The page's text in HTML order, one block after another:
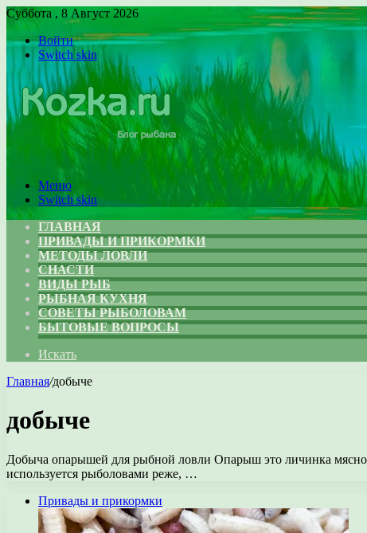
Суббота , 8 Август 2026
Войти
Switch skin
Меню
Switch skin
ГЛАВНАЯ
ПРИВАДЫ И ПРИКОРМКИ
МЕТОДЫ ЛОВЛИ
СНАСТИ
ВИДЫ РЫБ
РЫБНАЯ КУХНЯ
СОВЕТЫ РЫБОЛОВАМ
БЫТОВЫЕ ВОПРОСЫ
Искать
Главная/добыче
добыче
Добыча опарышей для рыбной ловли Опарыш это личинка
используется рыболовами реже, …
Привады и прикормки